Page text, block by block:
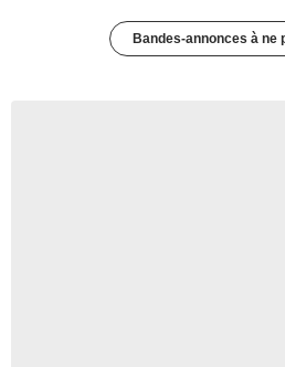
Bandes-annonces à ne